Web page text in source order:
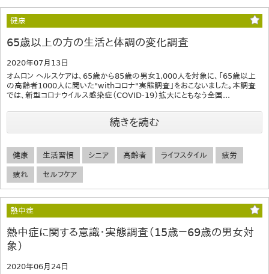
健康
65歳以上の方の生活と体調の変化調査
2020年07月13日
オムロン ヘルスケアは、65歳から85歳の男女1,000人を対象に、「65歳以上
の高齢者1000人に聞いた"withコロナ"実態調査」をおこないました。本調査
では、新型コロナウイルス感染症（COVID-19）拡大にともなう全国...
続きを読む
健康 生活習慣 シニア 高齢者 ライフスタイル 疲労
疲れ セルフケア
熱中症
熱中症に関する意識・実態調査（15歳－69歳の男女対
象）
2020年06月24日